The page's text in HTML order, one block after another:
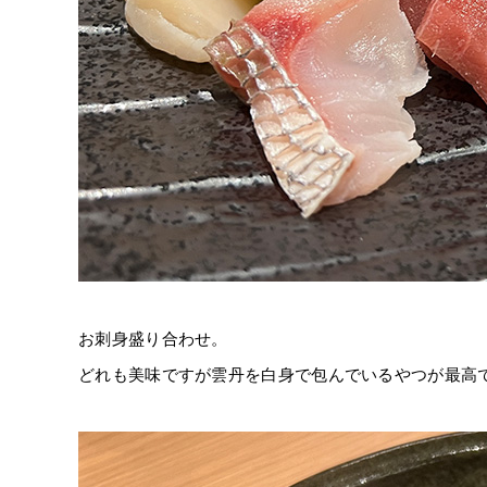
お刺身盛り合わせ。
どれも美味ですが雲丹を白身で包んでいるやつが最高